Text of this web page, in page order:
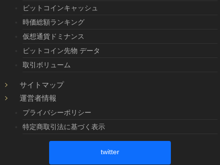
ビットコインキャッシュ
時価総額ランキング
仮想通貨ドミナンス
ビットコイン先物 データ
取引ボリューム
サイトマップ
運営者情報
プライバシーポリシー
特定商取引法に基づく表示
twitter